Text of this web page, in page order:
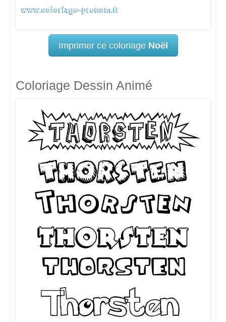
Imprimer ce coloriage Noël
Coloriage Dessin Animé